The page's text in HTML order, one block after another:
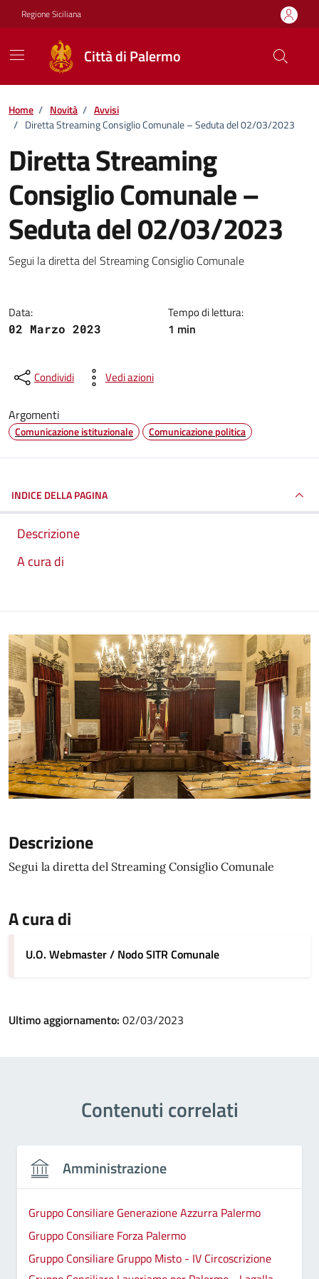
Vai ai contenuti
Vai al footer
Regione Siciliana
Città di Palermo
Home / Novità / Avvisi
/ Diretta Streaming Consiglio Comunale – Seduta del 02/03/2023
Diretta Streaming
Consiglio Comunale –
Seduta del 02/03/2023
Dettagli della notizia
Segui la diretta del Streaming Consiglio Comunale
Data:
02 Marzo 2023
Tempo di lettura:
1 min
Condividi Vedi azioni
Argomenti
Comunicazione istituzionale Comunicazione politica
INDICE DELLA PAGINA
Descrizione
A cura di
Descrizione
Segui la diretta del Streaming Consiglio Comunale
A cura di
U.O. Webmaster / Nodo SITR Comunale
Ultimo aggiornamento: 02/03/2023
Contenuti correlati
Amministrazione
Gruppo Consiliare Generazione Azzurra Palermo
Gruppo Consiliare Forza Palermo
Gruppo Consiliare Gruppo Misto - IV Circoscrizione